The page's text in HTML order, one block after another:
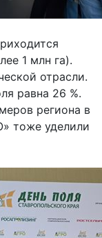
1 млн га).
отрасли.
равна 26 %.
региона в
тоже уделили